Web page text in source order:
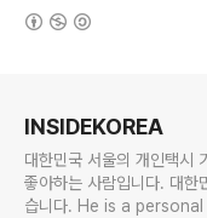
INSIDEKOREA
대한민국 서울의 개인택시
좋아하는 사람입니다. 대한
습니다. He is a personal taxi driver from Seoul,